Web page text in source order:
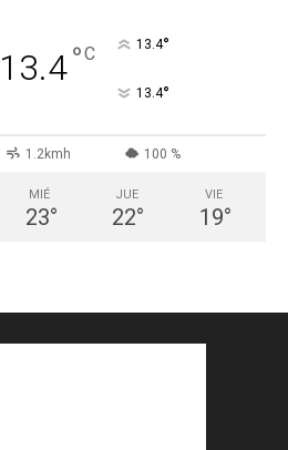
13.4°C 13.4°
13.4°
1.2kmh 100 %
MIÉ
23°
JUE
22°
VIE
19°